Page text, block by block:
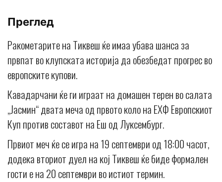
Преглед
Ракометарите на Тиквеш ќе имаа убава шанса за
првпат во клупската историја да обезбедат прогрес во
европските купови.
Кавадарчани ќе ги играат на домашен терен во салата
„Јасмин“ двата меча од првото коло на ЕХФ Европскиот
Куп против составот на Еш од Луксембург.
Првиот меч ќе се игра на 19 септември од 18:00 часот,
додека вториот дуел на кој Тиквеш ќе биде формален
гости е на 20 септември во истиот термин.